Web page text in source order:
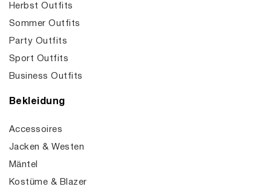
Herbst Outfits
Sommer Outfits
Party Outfits
Sport Outfits
Business Outfits
Bekleidung
Accessoires
Jacken & Westen
Mäntel
Kostüme & Blazer